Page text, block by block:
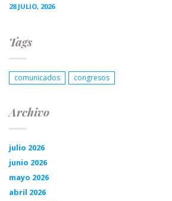
28 JULIO, 2026
Tags
comunicados congresos
Archivo
julio 2026
junio 2026
mayo 2026
abril 2026